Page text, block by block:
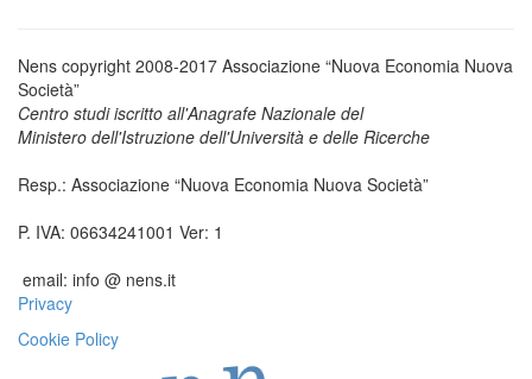
Nens copyright 2008-2017 Associazione “Nuova Economia Nuova
Società”
Centro studi iscritto all'Anagrafe Nazionale del
Ministero dell'Istruzione dell'Università e delle Ricerche
Resp.: Associazione “Nuova Economia Nuova Società”
P. IVA: 06634241001 Ver: 1
email: info @ nens.it
Privacy
Cookie Policy